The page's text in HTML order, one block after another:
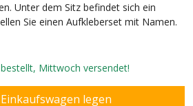
Unter dem Sitz befindet sich ein
Sie einen Aufkleberset mit Namen.
Mittwoch versendet!